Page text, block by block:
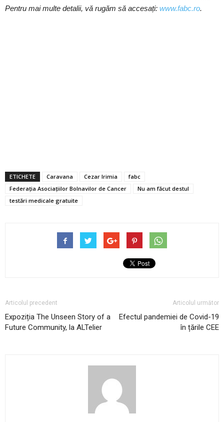
Pentru mai multe detalii, vă rugăm să accesați: www.fabc.ro.
ETICHETE Caravana Cezar Irimia
fabc
Federația Asociațiilor Bolnavilor de Cancer
Nu am făcut destul
testări medicale gratuite
Articolul precedent
Expoziția The Unseen Story of a
Future Community, la ALTelier
Articolul următor
Efectul pandemiei de Covid-19
în țările CEE